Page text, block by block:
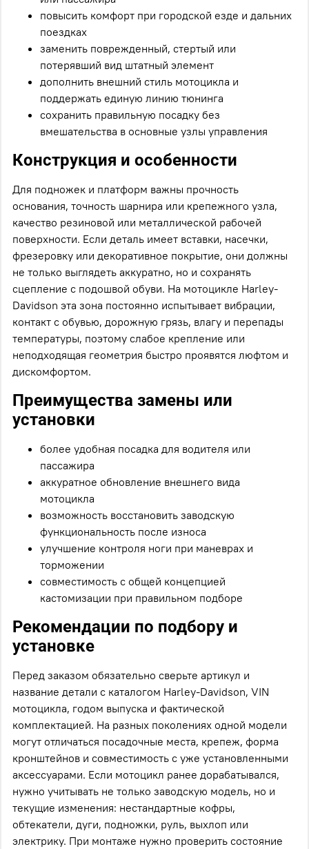
повысить комфорт при городской езде и дальних
поездках
заменить поврежденный, стертый или
потерявший вид штатный элемент
дополнить внешний стиль мотоцикла и
поддержать единую линию тюнинга
сохранить правильную посадку без
вмешательства в основные узлы управления
Конструкция и особенности
Для подножек и платформ важны прочность
основания, точность шарнира или крепежного узла,
качество резиновой или металлической рабочей
поверхности. Если деталь имеет вставки, насечки,
фрезеровку или декоративное покрытие, они должны
не только выглядеть аккуратно, но и сохранять
сцепление с подошвой обуви. На мотоцикле Harley-
Davidson эта зона постоянно испытывает вибрации,
контакт с обувью, дорожную грязь, влагу и перепады
температуры, поэтому слабое крепление или
неподходящая геометрия быстро проявятся люфтом и
дискомфортом.
Преимущества замены или
установки
более удобная посадка для водителя или
пассажира
аккуратное обновление внешнего вида
мотоцикла
возможность восстановить заводскую
функциональность после износа
улучшение контроля ноги при маневрах и
торможении
совместимость с общей концепцией
кастомизации при правильном подборе
Рекомендации по подбору и
установке
Перед заказом обязательно сверьте артикул и
название детали с каталогом Harley-Davidson, VIN
мотоцикла, годом выпуска и фактической
комплектацией. На разных поколениях одной модели
могут отличаться посадочные места, крепеж, форма
кронштейнов и совместимость с уже установленными
аксессуарами. Если мотоцикл ранее дорабатывался,
нужно учитывать не только заводскую модель, но и
текущие изменения: нестандартные кофры,
обтекатели, дуги, подножки, руль, выхлоп или
электрику. При монтаже нужно проверить состояние